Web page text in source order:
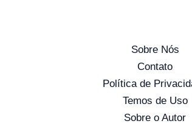
Sobre Nós
Contato
Política de
Temos de Uso
Sobre o Autor